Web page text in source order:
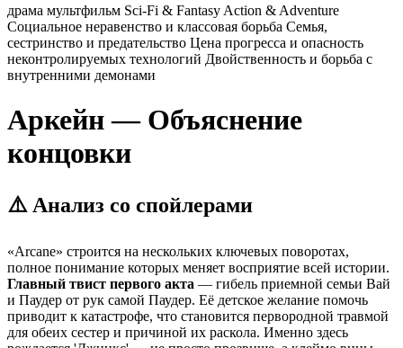
драма мультфильм Sci-Fi & Fantasy Action & Adventure
Социальное неравенство и классовая борьба Семья,
сестринство и предательство Цена прогресса и опасность
неконтролируемых технологий Двойственность и борьба с
внутренними демонами
Аркейн — Объяснение
концовки
⚠️ Анализ со спойлерами
«Arcane» строится на нескольких ключевых поворотах,
полное понимание которых меняет восприятие всей истории.
Главный твист первого акта — гибель приемной семьи Вай
и Паудер от рук самой Паудер. Её детское желание помочь
приводит к катастрофе, что становится первородной травмой
для обеих сестер и причиной их раскола. Именно здесь